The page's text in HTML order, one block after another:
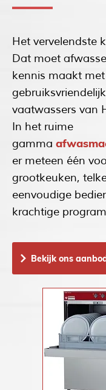
Het vervelendste
Dat moet
kennis maakt
vaatwassers van
In het ruime
gamma
er meteen één
grootkeuken,
eenvoudige
krachtige
Bekijk ons